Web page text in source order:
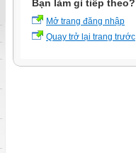
Bạn làm gì tiếp theo?
Mở trang đăng nhập
Quay trở lại trang trước